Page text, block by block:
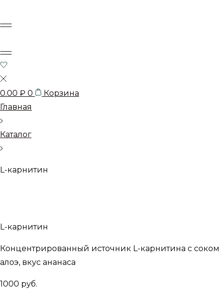
0.00 ₽ 0
Корзина
Главная
Каталог
L-карнитин
L-карнитин
Концентрированный источник L-карнитина с соком
алоэ, вкус ананаса
1000 руб.